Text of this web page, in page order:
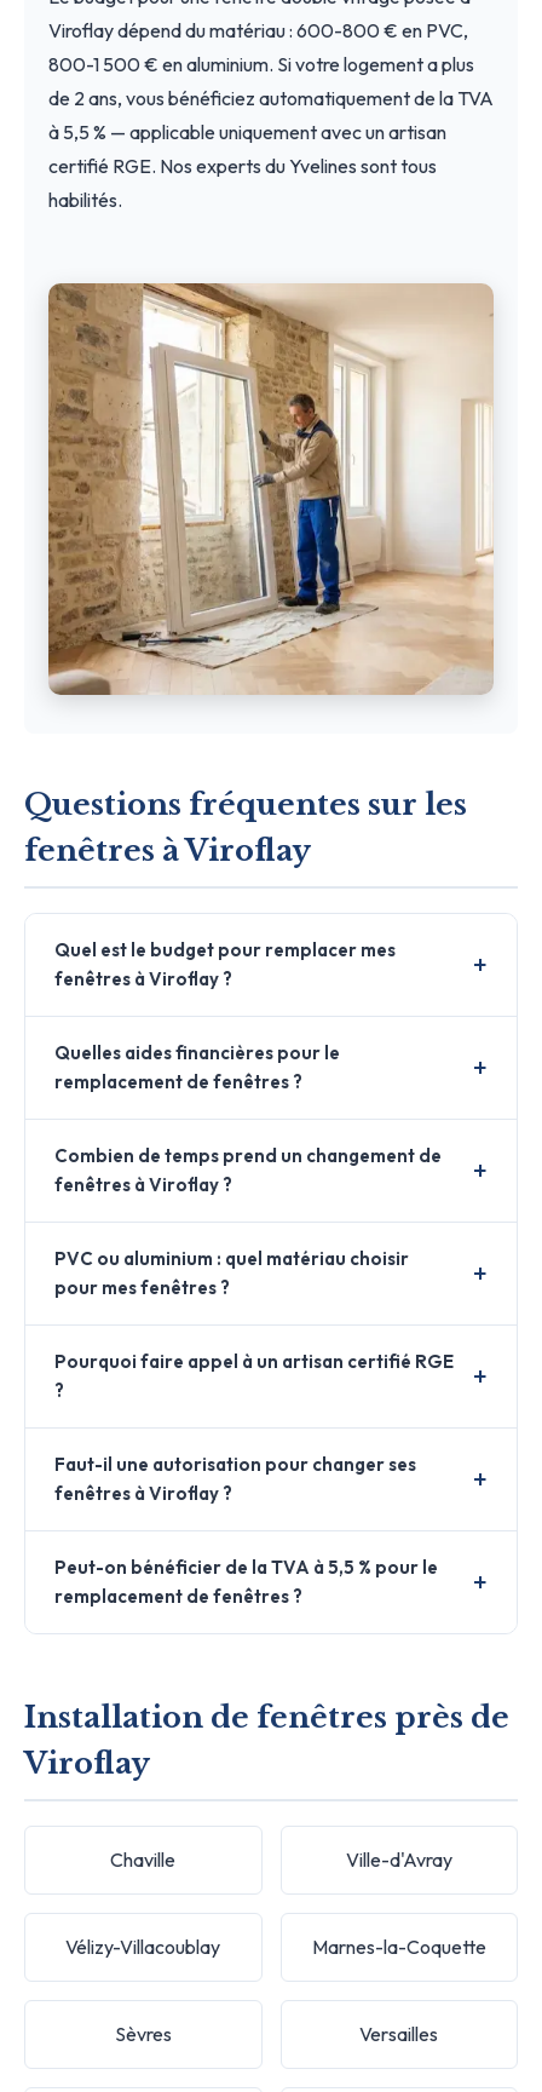
Viroflay dépend du matériau : 600-800 € en PVC,
800-1 500 € en aluminium. Si votre logement a plus
de 2 ans, vous bénéficiez automatiquement de la TVA
à 5,5 % — applicable uniquement avec un artisan
certifié RGE. Nos experts du Yvelines sont tous
habilités.
Questions fréquentes sur les
fenêtres à Viroflay
Quel est le budget pour remplacer mes
fenêtres à Viroflay ?
Quelles aides financières pour le
remplacement de fenêtres ?
Combien de temps prend un changement de
fenêtres à Viroflay ?
PVC ou aluminium : quel matériau choisir
pour mes fenêtres ?
Pourquoi faire appel à un artisan certifié RGE
?
Faut-il une autorisation pour changer ses
fenêtres à Viroflay ?
Peut-on bénéficier de la TVA à 5,5 % pour le
remplacement de fenêtres ?
Installation de fenêtres près de
Viroflay
Chaville Ville-d'Avray
Vélizy-Villacoublay Marnes-la-Coquette
Sèvres Versailles